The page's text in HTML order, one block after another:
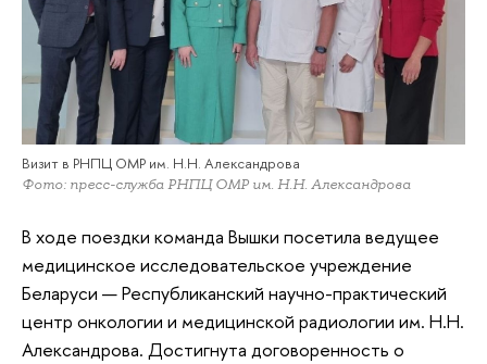
Визит в РНПЦ ОМР им. Н.Н. Александрова
Фото: пресс-служба РНПЦ ОМР им. Н.Н. Александрова
В ходе поездки команда Вышки посетила ведущее
медицинское исследовательское учреждение
Беларуси — Республиканский научно-практический
центр онкологии и медицинской радиологии им. Н.Н.
Александрова. Достигнута договоренность о